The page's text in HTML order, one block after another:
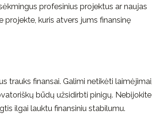
profesinius projektus ar naujas
kuris atvers jums finansinę
trauks finansai. Galimi netikėti laimėjimai,
būdų užsidirbti pinigų. Nebijokite
ilgai lauktu finansiniu stabilumu.